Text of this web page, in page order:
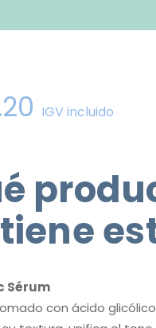
20 IGV incluido
Sérum
con ácido